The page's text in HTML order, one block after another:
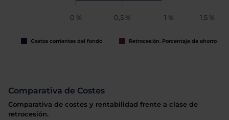
0 % 0,5 % 1 % 1,5 %
Gastos corrientes del fondo Retrocesión. Porcentaje de ahorro
Comparativa de Costes
Comparativa de costes y rentabilidad frente a clase de
retrocesión.